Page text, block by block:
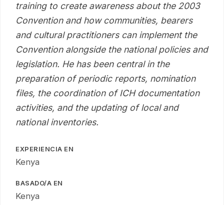
training to create awareness about the 2003
Convention and how communities, bearers
and cultural practitioners can implement the
Convention alongside the national policies and
legislation. He has been central in the
preparation of periodic reports, nomination
files, the coordination of ICH documentation
activities, and the updating of local and
national inventories.
EXPERIENCIA EN
Kenya
BASADO/A EN
Kenya